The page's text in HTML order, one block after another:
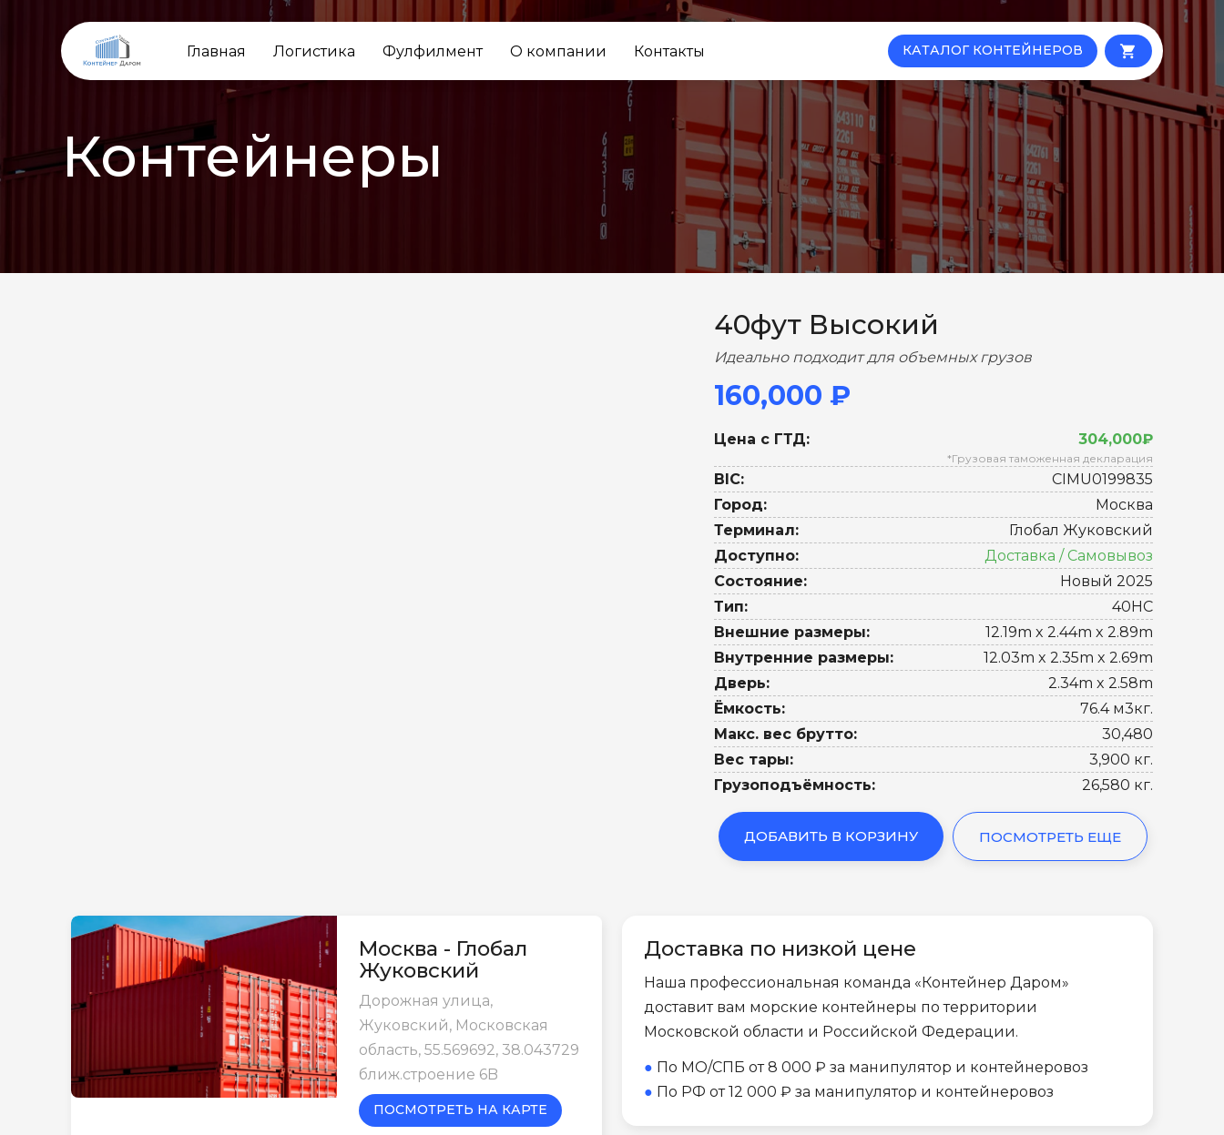
Главная Логистика Фулфилмент О компании Контакты КАТАЛОГ КОНТЕЙНЕРОВ local_grocery_store
Контейнеры
40фут Высокий
Идеально подходит для объемных грузов
160,000 ₽
Цена с ГТД: 304,000₽
*Грузовая таможенная декларация
BIC:
CIMU0199835
Город:
Москва
Терминал:
Глобал Жуковский
Доступно:
Доставка / Самовывоз
Состояние:
Новый 2025
Тип:
40HC
Внешние размеры:
12.19m x 2.44m x 2.89m
Внутренние размеры:
12.03m x 2.35m x 2.69m
Дверь:
2.34m x 2.58m
Ёмкость:
76.4 м3кг.
Макс. вес брутто:
30,480
Вес тары:
3,900 кг.
Грузоподъёмность:
26,580 кг.
ДОБАВИТЬ В КОРЗИНУ ПОСМОТРЕТЬ ЕЩЕ
Москва - Глобал
Жуковский
Дорожная улица,
Жуковский, Московская
область, 55.569692, 38.043729
ближ.строение 6B
ПОСМОТРЕТЬ НА КАРТЕ
Доставка по низкой цене
Наша профессиональная команда «Контейнер Даром»
доставит вам морские контейнеры по территории
Московской области и Российской Федерации.
● По МО/СПБ от 8 000 ₽ за манипулятор и контейнеровоз
● По РФ от 12 000 ₽ за манипулятор и контейнеровоз